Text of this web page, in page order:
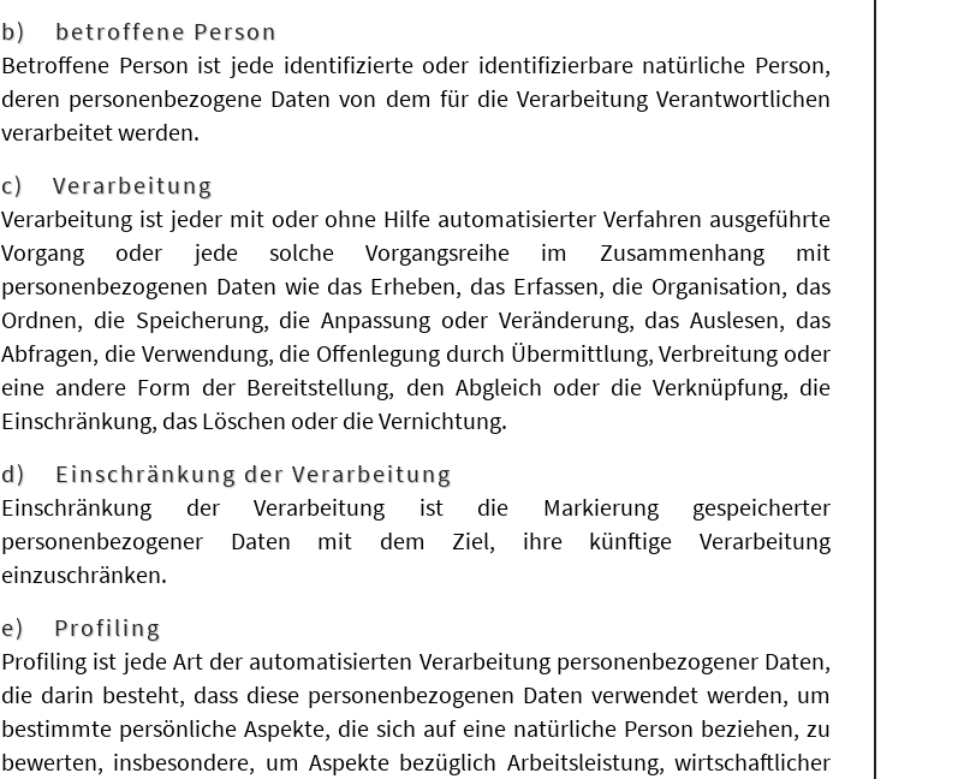
b) betroffene Person
Betroffene Person ist jede identifizierte oder identifizierbare natürliche Person,
deren personenbezogene Daten von dem für die Verarbeitung Verantwortlichen
verarbeitet werden.
c) Verarbeitung
Verarbeitung ist jeder mit oder ohne Hilfe automatisierter Verfahren ausgeführte
Vorgang oder jede solche Vorgangsreihe im Zusammenhang mit
personenbezogenen Daten wie das Erheben, das Erfassen, die Organisation, das
Ordnen, die Speicherung, die Anpassung oder Veränderung, das Auslesen, das
Abfragen, die Verwendung, die Offenlegung durch Übermittlung, Verbreitung oder
eine andere Form der Bereitstellung, den Abgleich oder die Verknüpfung, die
Einschränkung, das Löschen oder die Vernichtung.
d) Einschränkung der Verarbeitung
Einschränkung der Verarbeitung ist die Markierung gespeicherter
personenbezogener Daten mit dem Ziel, ihre künftige Verarbeitung
einzuschränken.
e) Profiling
Profiling ist jede Art der automatisierten Verarbeitung personenbezogener Daten,
die darin besteht, dass diese personenbezogenen Daten verwendet werden, um
bestimmte persönliche Aspekte, die sich auf eine natürliche Person beziehen, zu
bewerten, insbesondere, um Aspekte bezüglich Arbeitsleistung, wirtschaftlicher